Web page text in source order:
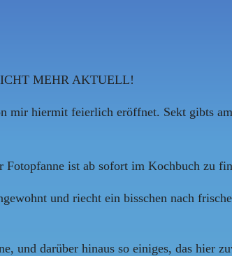
MEHR AKTUELL!
mir hiermit feierlich eröffnet. Sekt gibts
Fotopfanne ist ab sofort im Kochbuch zu
und riecht ein bisschen nach
und darüber hinaus so einiges, das hier